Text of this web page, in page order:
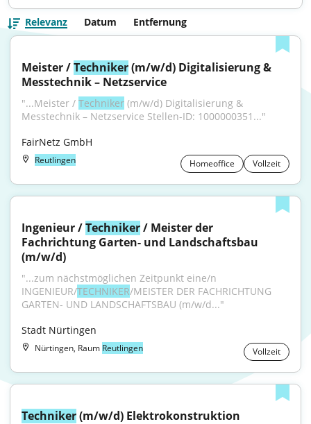
Relevanz Datum Entfernung
Meister / Techniker (m/w/d) Digitalisierung &
Messtechnik – Netzservice
"...Meister / Techniker (m/w/d) Digitalisierung &
Messtechnik – Netzservice Stellen-ID: 1000000351..."
FairNetz GmbH
Reutlingen Homeoffice Vollzeit
Ingenieur / Techniker / Meister der
Fachrichtung Garten- und Landschaftsbau
(m/w/d)
"...zum nächstmöglichen Zeitpunkt eine/n
INGENIEUR/TECHNIKER/MEISTER DER FACHRICHTUNG
GARTEN- UND LANDSCHAFTSBAU (m/w/d..."
Stadt Nürtingen
Nürtingen, Raum Reutlingen Vollzeit
Techniker (m/w/d) Elektrokonstruktion